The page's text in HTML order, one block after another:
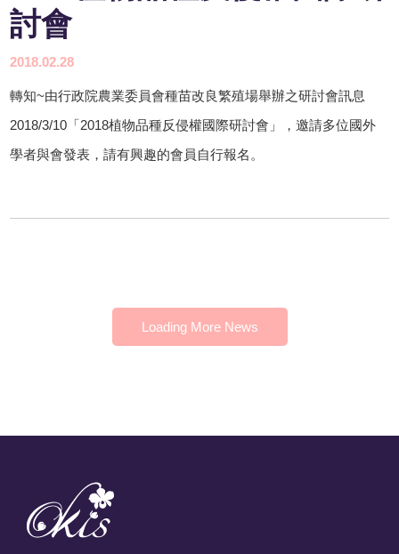
討會
2018.02.28
轉知~由行政院農業委員會種苗改良繁殖場舉辦之研討會訊息
​2018/3/10「2018植物品種反侵權國際研討會」，邀請多位國外
學者與會發表，請有興趣的會員自行報名。
Loading More News